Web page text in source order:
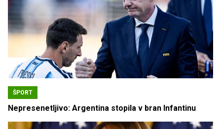
ŠPORT
Nepresenetljivo: Argentina stopila v bran Infantinu